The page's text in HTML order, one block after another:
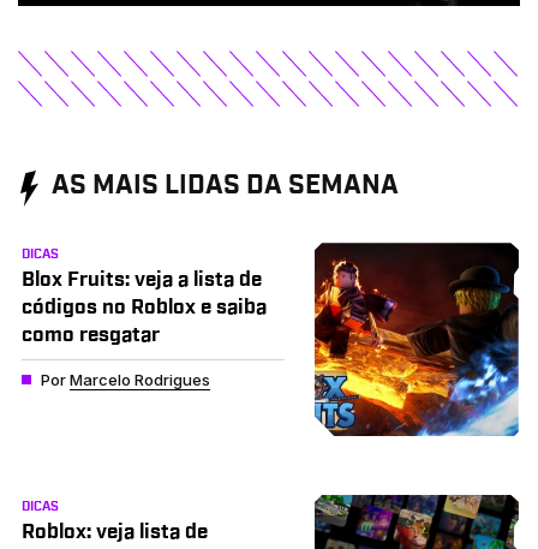
AS MAIS LIDAS DA SEMANA
DICAS
Blox Fruits: veja a lista de
códigos no Roblox e saiba
como resgatar
PorMarcelo Rodrigues
DICAS
Roblox: veja lista de